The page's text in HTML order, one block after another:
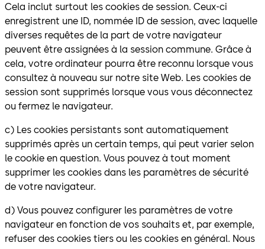
Cela inclut surtout les cookies de session. Ceux-ci
enregistrent une ID, nommée ID de session, avec laquelle
diverses requêtes de la part de votre navigateur
peuvent être assignées à la session commune. Grâce à
cela, votre ordinateur pourra être reconnu lorsque vous
consultez à nouveau sur notre site Web. Les cookies de
session sont supprimés lorsque vous vous déconnectez
ou fermez le navigateur.
c) Les cookies persistants sont automatiquement
supprimés après un certain temps, qui peut varier selon
le cookie en question. Vous pouvez à tout moment
supprimer les cookies dans les paramètres de sécurité
de votre navigateur.
d) Vous pouvez configurer les paramètres de votre
navigateur en fonction de vos souhaits et, par exemple,
refuser des cookies tiers ou les cookies en général. Nous